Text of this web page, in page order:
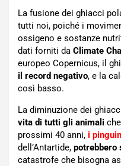
La fusione dei ghiacci
tutti noi, poiché i
ossigeno e sostanze
dati forniti da Climate
europeo Copernicus, il
il record negativo, e la
così basso.
La diminuzione dei
vita di tutti gli animali
prossimi 40 anni, i
dell’Antartide, potrebbero
catastrofe che bisogna